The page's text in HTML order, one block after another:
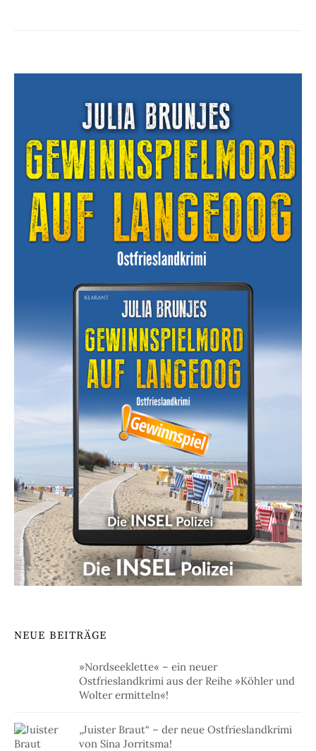
NEUE BEITRÄGE
»Nordseeklette« – ein neuer
Ostfrieslandkrimi aus der Reihe »Köhler und
Wolter ermitteln«!
„Juister Braut“ – der neue Ostfrieslandkrimi
von Sina Jorritsma!